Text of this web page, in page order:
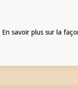
En savoir plus sur la